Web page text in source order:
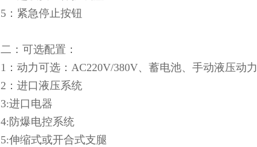
5：紧急停止按钮
二：可选配置：
1：动力可选：AC220V/380V、蓄电池、手动液压动力
2：进口液压系统
3:进口电器
4:防爆电控系统
5:伸缩式或开合式支腿